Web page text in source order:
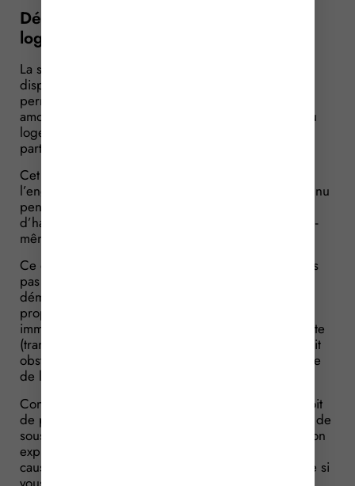
Démembrement de propriété d’un
logement : le cas du Robien
La situation qui nous (pré)occupe ici concerne le
dispositif « Robien ». Pour mémoire, ce dispositif
permet de déduire des revenus fonciers un
amortissement calculé sur la base du prix d’achat du
logement, offrant ainsi la possibilité de déduire une
partie du prix d’acquisition du bien.
Cet avantage fiscal est notamment subordonné à
l’engagement du propriétaire de louer le logement nu
pendant une durée minimale de neuf ans à usage
d’habitation principale à une personne autre qu’elle-
même ou un membre de son foyer fiscal.
Ce dispositif « Robien neuf » ne s’applique toutefois
pas aux immeubles dont le droit de propriété est
démembré. Il s’ensuit que le démembrement de
propriété du logement et/ou de ses dépendances
immédiates et nécessaires ou de son terrain d’assiette
(transmission de la nue-propriété ou de l’usufruit) fait
obstacle pour l’ensemble de l’immeuble au bénéfice
de la déduction fiscale au titre de l’amortissement.
Concrètement, et lorsque le démembrement du droit
de propriété de l’immeuble intervient après la date de
souscription de l’engagement de location et avant son
expiration, l’avantage fiscal est en principe remis en
cause. Il faut donc avoir à l’esprit cette conséquence si